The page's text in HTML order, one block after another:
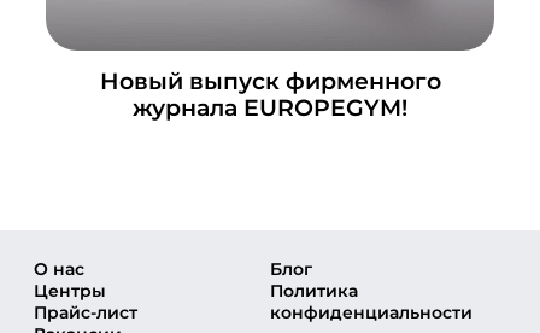
Новый выпуск фирменного
журнала EUROPEGYM!
О нас
Центры
Прайс-лист
Блог
Политика
конфиденциальности